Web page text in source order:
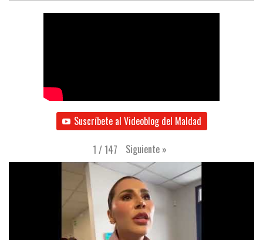
Suscríbete al Videoblog del Maldad
1 /147 Siguiente »